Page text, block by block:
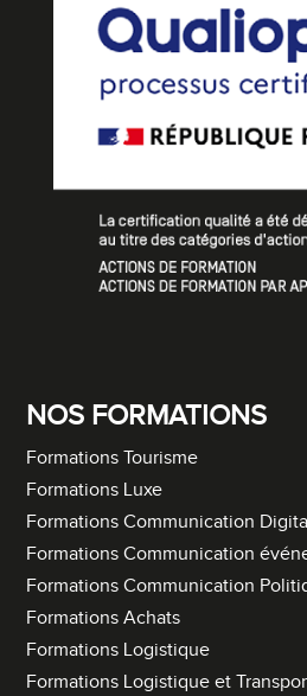
NOS FORMATIONS
Formations Tourisme
Formations Luxe
Formations Communication
Formations Communication
Formations Communication
Formations Achats
Formations Logistique
Formations Logistique et